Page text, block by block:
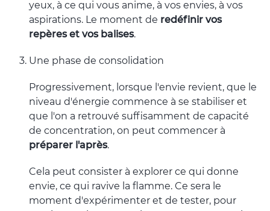
yeux, à ce qui vous anime, à vos envies, à vos
aspirations. Le moment de redéfinir vos
repères et vos balises.
Une phase de consolidation
Progressivement, lorsque l'envie revient, que le
niveau d'énergie commence à se stabiliser et
que l'on a retrouvé suffisamment de capacité
de concentration, on peut commencer à
préparer l'après.
Cela peut consister à explorer ce qui donne
envie, ce qui ravive la flamme. Ce sera le
moment d'expérimenter et de tester, pour